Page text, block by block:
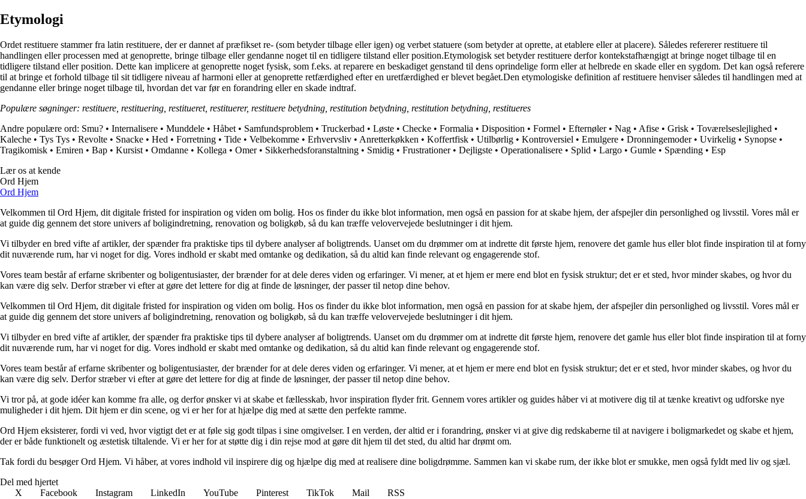
Etymologi
Ordet restituere stammer fra latin restituere, der er dannet af præfikset re- (som betyder tilbage eller igen) og verbet statuere (som betyder at oprette, at etablere eller at placere). Således refererer restituere til
handlingen eller processen med at genoprette, bringe tilbage eller gendanne noget til en tidligere tilstand eller position.Etymologisk set betyder restituere derfor kontekstafhængigt at bringe noget tilbage til en
tidligere tilstand eller position. Dette kan implicere at genoprette noget fysisk, som f.eks. at reparere en beskadiget genstand til dens oprindelige form eller at helbrede en skade eller en sygdom. Det kan også referere
til at bringe et forhold tilbage til sit tidligere niveau af harmoni eller at genoprette retfærdighed efter en uretfærdighed er blevet begået.Den etymologiske definition af restituere henviser således til handlingen med at
gendanne eller bringe noget tilbage til, hvordan det var før en forandring eller en skade indtraf.
Populære søgninger: restituere, restituering, restitueret, restituerer, restituere betydning, restitution betydning, restitution betydning, restitueres
Andre populære ord: Smu? • Internalisere • Munddele • Håbet • Samfundsproblem • Truckerbad • Løste • Checke • Formalia • Disposition • Formel • Efternøler• Nag • Afise • Grisk • Toværelseslejlighed •
Kaleche • Tys Tys • Revolte • Snacke • Hed • Forretning • Tide • Velbekomme • Erhvervsliv • Anretterkøkken • Koffertfisk • Utilbørlig • Kontroversiel • Emulgere • Dronningemoder• Uvirkelig • Synopse •
Tragikomisk • Emiren • Bap • Kursist • Omdanne • Kollega • Omer• Sikkerhedsforanstaltning • Smidig • Frustrationer• Dejligste • Operationalisere • Splid • Largo • Gumle • Spænding • Esp
Lær os at kende
Ord Hjem
Ord Hjem
Velkommen til Ord Hjem, dit digitale fristed for inspiration og viden om bolig. Hos os finder du ikke blot information, men også en passion for at skabe hjem, der afspejler din personlighed og livsstil. Vores mål er
at guide dig gennem det store univers af boligindretning, renovation og boligkøb, så du kan træffe velovervejede beslutninger i dit hjem.
Vi tilbyder en bred vifte af artikler, der spænder fra praktiske tips til dybere analyser af boligtrends. Uanset om du drømmer om at indrette dit første hjem, renovere det gamle hus eller blot finde inspiration til at forny
dit nuværende rum, har vi noget for dig. Vores indhold er skabt med omtanke og dedikation, så du altid kan finde relevant og engagerende stof.
Vores team består af erfarne skribenter og boligentusiaster, der brænder for at dele deres viden og erfaringer. Vi mener, at et hjem er mere end blot en fysisk struktur; det er et sted, hvor minder skabes, og hvor du
kan være dig selv. Derfor stræber vi efter at gøre det lettere for dig at finde de løsninger, der passer til netop dine behov.
Velkommen til Ord Hjem, dit digitale fristed for inspiration og viden om bolig. Hos os finder du ikke blot information, men også en passion for at skabe hjem, der afspejler din personlighed og livsstil. Vores mål er
at guide dig gennem det store univers af boligindretning, renovation og boligkøb, så du kan træffe velovervejede beslutninger i dit hjem.
Vi tilbyder en bred vifte af artikler, der spænder fra praktiske tips til dybere analyser af boligtrends. Uanset om du drømmer om at indrette dit første hjem, renovere det gamle hus eller blot finde inspiration til at forny
dit nuværende rum, har vi noget for dig. Vores indhold er skabt med omtanke og dedikation, så du altid kan finde relevant og engagerende stof.
Vores team består af erfarne skribenter og boligentusiaster, der brænder for at dele deres viden og erfaringer. Vi mener, at et hjem er mere end blot en fysisk struktur; det er et sted, hvor minder skabes, og hvor du
kan være dig selv. Derfor stræber vi efter at gøre det lettere for dig at finde de løsninger, der passer til netop dine behov.
Vi tror på, at gode idéer kan komme fra alle, og derfor ønsker vi at skabe et fællesskab, hvor inspiration flyder frit. Gennem vores artikler og guides håber vi at motivere dig til at tænke kreativt og udforske nye
muligheder i dit hjem. Dit hjem er din scene, og vi er her for at hjælpe dig med at sætte den perfekte ramme.
Ord Hjem eksisterer, fordi vi ved, hvor vigtigt det er at føle sig godt tilpas i sine omgivelser. I en verden, der altid er i forandring, ønsker vi at give dig redskaberne til at navigere i boligmarkedet og skabe et hjem,
der er både funktionelt og æstetisk tiltalende. Vi er her for at støtte dig i din rejse mod at gøre dit hjem til det sted, du altid har drømt om.
Tak fordi du besøger Ord Hjem. Vi håber, at vores indhold vil inspirere dig og hjælpe dig med at realisere dine boligdrømme. Sammen kan vi skabe rum, der ikke blot er smukke, men også fyldt med liv og sjæl.
Del med hjertet
X
Facebook Instagram LinkedIn YouTube Pinterest TikTok Mail
RSS